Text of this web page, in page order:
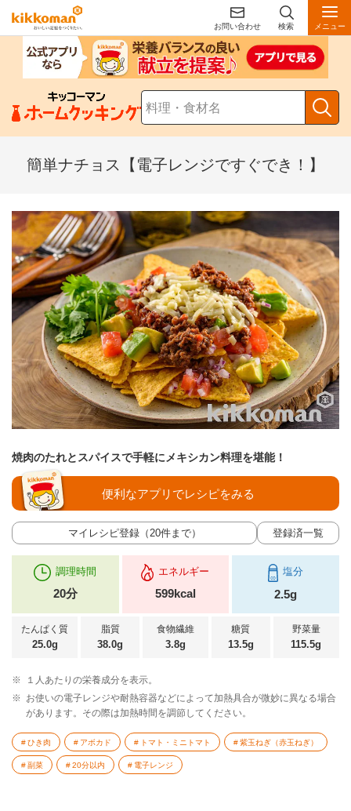
お問い合わせ 検索 メニュー
簡単ナチョス【電子レンジですぐでき！】
焼肉のたれとスパイスで手軽にメキシカン料理を堪能！
マイレシピ登録（20件まで） 登録済一覧
便利なアプリでレシピをみる
調理時間
20分
エネルギー
599kcal
塩分
2.5g
たんぱく質
25.0g
脂質
38.0g
食物繊維
3.8g
糖質
13.5g
野菜量
115.5g
※
１人あたりの栄養成分を表示。
※ お使いの電子レンジや耐熱容器などによって加熱具合が微妙に異なる場合
があります。その際は加熱時間を調節してください。
ひき肉 アボカド トマト・ミニトマト 紫玉ねぎ（赤玉ねぎ）
副菜 20分以内 電子レンジ